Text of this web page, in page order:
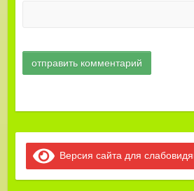
Версия сайта для